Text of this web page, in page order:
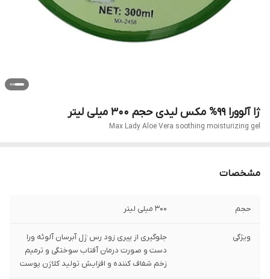
ژا آلوورا 99% مکس لیدی حجم 300 میلی لیتر
Max Lady Aloe Vera soothing moisturizing gel
مشخصات
حجم 300 میلی لیتر
ویژگی
جلوگیری از پیری زود رس ژل آبرسان آلوئه ورا
دست و صورت درمان آفتاب سوختگی و ترمیم
زخم شفاف کننده و افزایش تولید کلاژن پوست